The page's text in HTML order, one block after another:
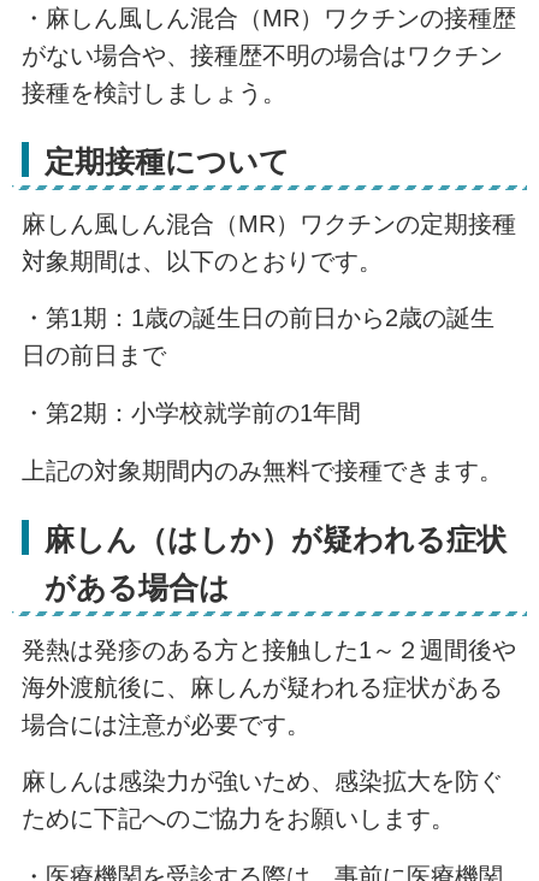
・麻しん風しん混合（MR）ワクチンの接種歴
がない場合や、接種歴不明の場合はワクチン
接種を検討しましょう。
定期接種について
麻しん風しん混合（MR）ワクチンの定期接種
対象期間は、以下のとおりです。
・第1期：1歳の誕生日の前日から2歳の誕生
日の前日まで
・第2期：小学校就学前の1年間
上記の対象期間内のみ無料で接種できます。
麻しん（はしか）が疑われる症状
がある場合は
発熱は発疹のある方と接触した1～２週間後や
海外渡航後に、麻しんが疑われる症状がある
場合には注意が必要です。
麻しんは感染力が強いため、感染拡大を防ぐ
ために下記へのご協力をお願いします。